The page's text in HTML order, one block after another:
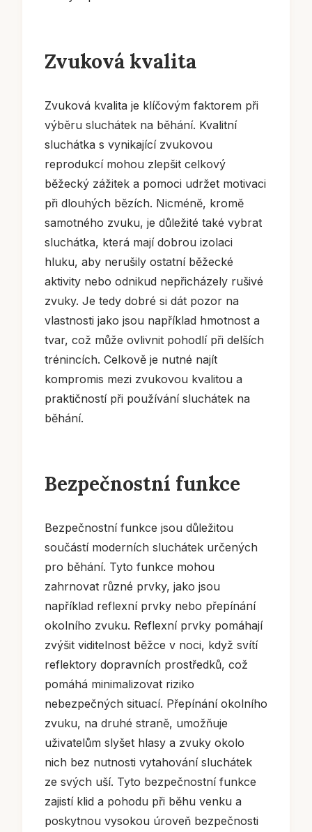
Zvuková kvalita
Zvuková kvalita je klíčovým faktorem při
výběru sluchátek na běhání. Kvalitní
sluchátka s vynikající zvukovou
reprodukcí mohou zlepšit celkový
běžecký zážitek a pomoci udržet motivaci
při dlouhých bězích. Nicméně, kromě
samotného zvuku, je důležité také vybrat
sluchátka, která mají dobrou izolaci
hluku, aby nerušily ostatní běžecké
aktivity nebo odnikud nepřicházely rušivé
zvuky. Je tedy dobré si dát pozor na
vlastnosti jako jsou například hmotnost a
tvar, což může ovlivnit pohodlí při delších
trénincích. Celkově je nutné najít
kompromis mezi zvukovou kvalitou a
praktičností při používání sluchátek na
běhání.
Bezpečnostní funkce
Bezpečnostní funkce jsou důležitou
součástí moderních sluchátek určených
pro běhání. Tyto funkce mohou
zahrnovat různé prvky, jako jsou
například reflexní prvky nebo přepínání
okolního zvuku. Reflexní prvky pomáhají
zvýšit viditelnost běžce v noci, když svítí
reflektory dopravních prostředků, což
pomáhá minimalizovat riziko
nebezpečných situací. Přepínání okolního
zvuku, na druhé straně, umožňuje
uživatelům slyšet hlasy a zvuky okolo
nich bez nutnosti vytahování sluchátek
ze svých uší. Tyto bezpečnostní funkce
zajistí klid a pohodu při běhu venku a
poskytnou vysokou úroveň bezpečnosti